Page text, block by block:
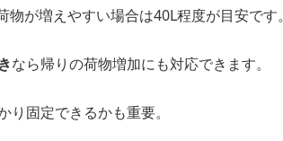
が増えやすい場合は40L程度が目安です。
なら帰りの荷物増加にも対応できます。
り固定できるかも重要。